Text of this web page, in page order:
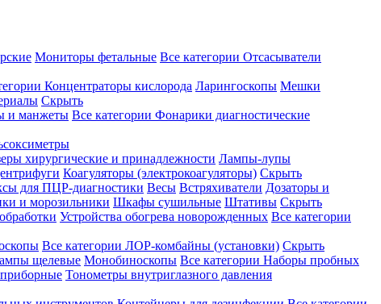
Мониторы фетальные Все категории Отсасыватели
Концентраторы кислорода Ларингоскопы Мешки
Скрыть
и манжеты Все категории Фонарики диагностические
хирургические и принадлежности Лампы-лупы
Коагуляторы (электрокоагуляторы) Скрыть
для ПЦР-диагностики Весы Встряхиватели Дозаторы и
и морозильники Шкафы сушильные Штативы Скрыть
Устройства обогрева новорожденных Все категории
Все категории ЛОР-комбайны (установки) Скрыть
щелевые Монобиноскопы Все категории Наборы пробных
Тонометры внутриглазного давления